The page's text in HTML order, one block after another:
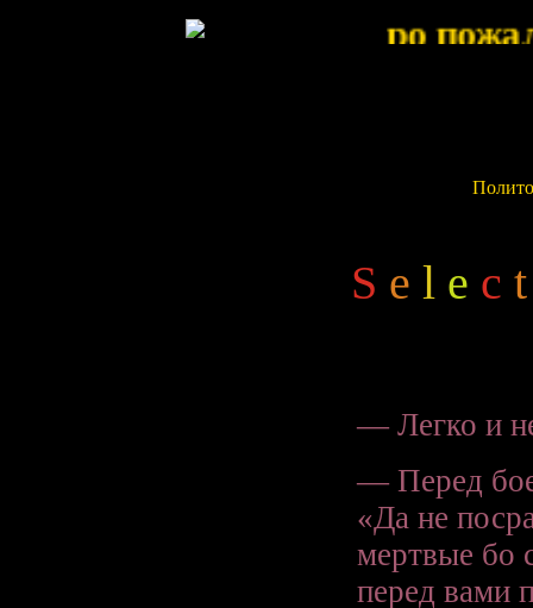
S e l e c t
— Легко и
— Перед
«Да не
мертвые бо
перед вами